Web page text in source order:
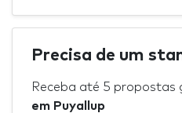
Precisa de um
Receba até 5 propostas
em Puyallup